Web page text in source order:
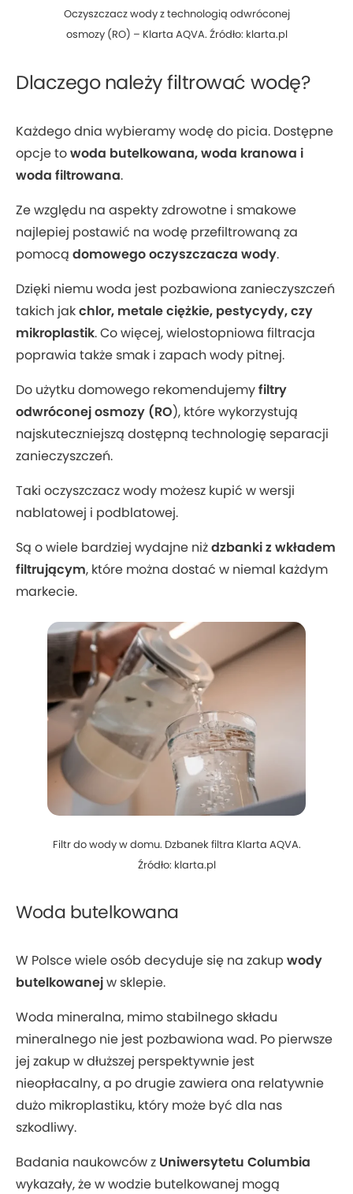
Oczyszczacz wody z technologią odwróconej
osmozy (RO) – Klarta AQVA. Źródło: klarta.pl
Dlaczego należy filtrować wodę?
Każdego dnia wybieramy wodę do picia. Dostępne
opcje towoda butelkowana, woda kranowa i
woda filtrowana.
Ze względu na aspekty zdrowotne i smakowe
najlepiej postawić na wodę przefiltrowaną za
pomocą domowego oczyszczacza wody.
Dzięki niemu woda jest pozbawiona zanieczyszczeń
takich jakchlor, metale ciężkie, pestycydy, czy
mikroplastik. Co więcej, wielostopniowa filtracja
poprawia także smak i zapach wody pitnej.
Do użytku domowego rekomendujemyfiltry
odwróconej osmozy (RO), które wykorzystują
najskuteczniejszą dostępną technologię separacji
zanieczyszczeń.
Taki oczyszczacz wody możesz kupić w wersji
nablatowej i podblatowej.
Są o wiele bardziej wydajne niżdzbanki z wkładem
filtrującym, które można dostać w niemal każdym
markecie.
Filtr do wody w domu. Dzbanek filtra Klarta AQVA.
Źródło: klarta.pl
Woda butelkowana
W Polsce wiele osób decyduje się na zakup wody
butelkowanejw sklepie.
Woda mineralna, mimo stabilnego składu
mineralnego nie jest pozbawiona wad. Po pierwsze
jej zakup w dłuższej perspektywnie jest
nieopłacalny, a po drugie zawiera ona relatywnie
dużo mikroplastiku, który może być dla nas
szkodliwy.
Badania naukowców z Uniwersytetu Columbia
wykazały, że w wodzie butelkowanej mogą